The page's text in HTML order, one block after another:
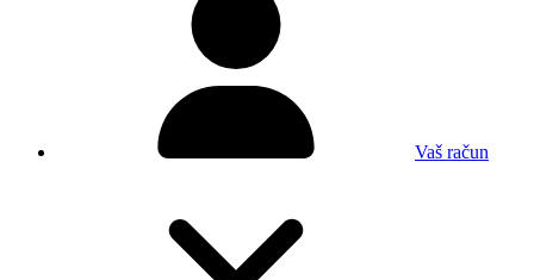
Vaš račun